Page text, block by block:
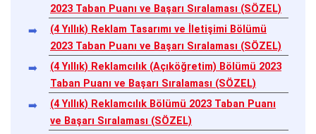
2023 Taban Puanı ve Başarı Sıralaması (SÖZEL)
(4 Yıllık) Reklam Tasarımı ve İletişimi Bölümü
2023 Taban Puanı ve Başarı Sıralaması (SÖZEL)
(4 Yıllık) Reklamcılık (Açıköğretim) Bölümü 2023
Taban Puanı ve Başarı Sıralaması (SÖZEL)
(4 Yıllık) Reklamcılık Bölümü 2023 Taban Puanı
ve Başarı Sıralaması (SÖZEL)